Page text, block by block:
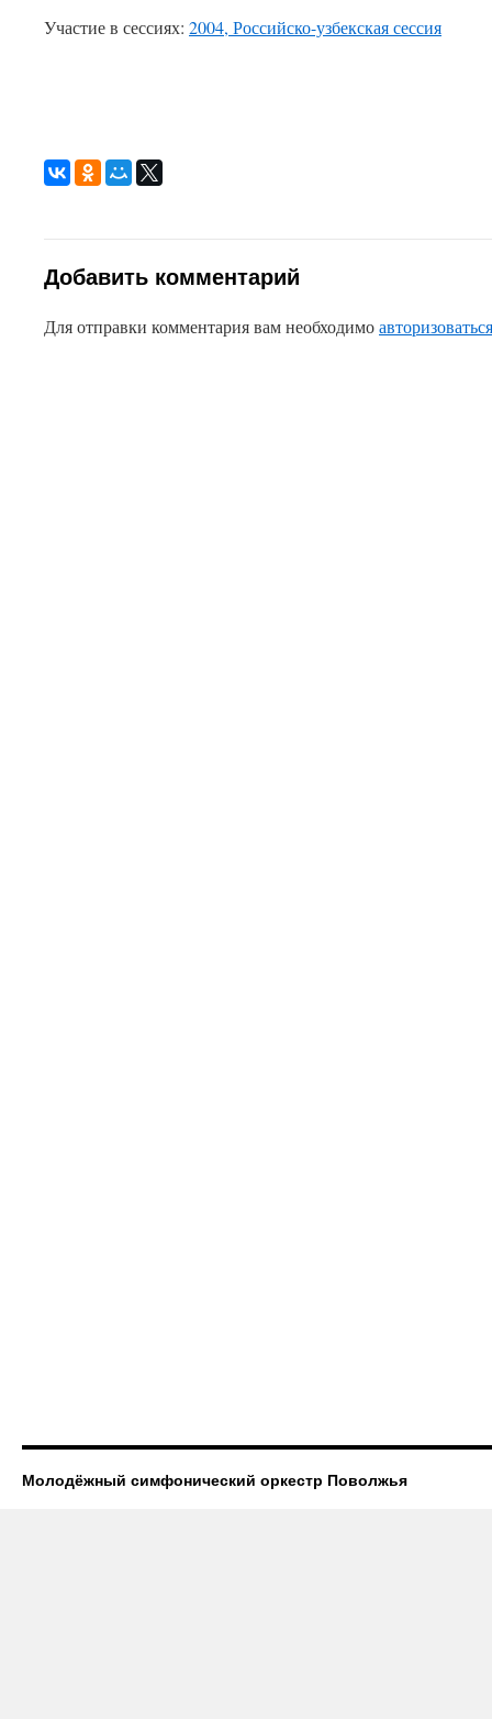
Участие в сессиях: 2004, Российско-узбекская сессия
Добавить комментарий
Для отправки комментария вам необходимоавторизоваться
Молодёжный симфонический оркестр Поволжья